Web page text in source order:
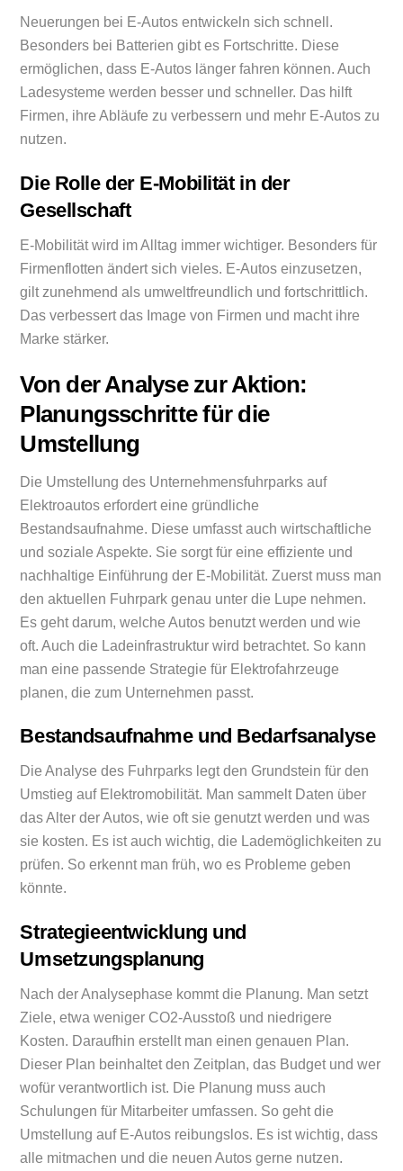
Neuerungen bei E-Autos entwickeln sich schnell.
Besonders bei Batterien gibt es Fortschritte. Diese
ermöglichen, dass E-Autos länger fahren können. Auch
Ladesysteme werden besser und schneller. Das hilft
Firmen, ihre Abläufe zu verbessern und mehr E-Autos zu
nutzen.
Die Rolle der E-Mobilität in der
Gesellschaft
E-Mobilität wird im Alltag immer wichtiger. Besonders für
Firmenflotten ändert sich vieles. E-Autos einzusetzen,
gilt zunehmend als umweltfreundlich und fortschrittlich.
Das verbessert das Image von Firmen und macht ihre
Marke stärker.
Von der Analyse zur Aktion:
Planungsschritte für die
Umstellung
Die Umstellung des Unternehmensfuhrparks auf
Elektroautos erfordert eine gründliche
Bestandsaufnahme. Diese umfasst auch wirtschaftliche
und soziale Aspekte. Sie sorgt für eine effiziente und
nachhaltige Einführung der E-Mobilität. Zuerst muss man
den aktuellen Fuhrpark genau unter die Lupe nehmen.
Es geht darum, welche Autos benutzt werden und wie
oft. Auch die Ladeinfrastruktur wird betrachtet. So kann
man eine passende Strategie für Elektrofahrzeuge
planen, die zum Unternehmen passt.
Bestandsaufnahme und Bedarfsanalyse
Die Analyse des Fuhrparks legt den Grundstein für den
Umstieg auf Elektromobilität. Man sammelt Daten über
das Alter der Autos, wie oft sie genutzt werden und was
sie kosten. Es ist auch wichtig, die Lademöglichkeiten zu
prüfen. So erkennt man früh, wo es Probleme geben
könnte.
Strategieentwicklung und
Umsetzungsplanung
Nach der Analysephase kommt die Planung. Man setzt
Ziele, etwa weniger CO2-Ausstoß und niedrigere
Kosten. Daraufhin erstellt man einen genauen Plan.
Dieser Plan beinhaltet den Zeitplan, das Budget und wer
wofür verantwortlich ist. Die Planung muss auch
Schulungen für Mitarbeiter umfassen. So geht die
Umstellung auf E-Autos reibungslos. Es ist wichtig, dass
alle mitmachen und die neuen Autos gerne nutzen.